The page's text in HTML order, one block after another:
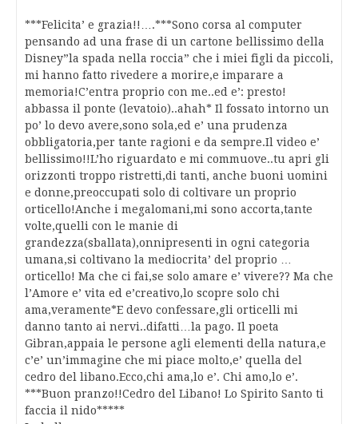
***Felicita’ e grazia!!….***Sono corsa al computer
pensando ad una frase di un cartone bellissimo della
Disney”la spada nella roccia” che i miei figli da piccoli,
mi hanno fatto rivedere a morire,e imparare a
memoria!C’entra proprio con me..ed e’: presto!
abbassa il ponte (levatoio)..ahah* Il fossato intorno un
po’ lo devo avere,sono sola,ed e’ una prudenza
obbligatoria,per tante ragioni e da sempre.Il video e’
bellissimo!!L’ho riguardato e mi commuove..tu apri gli
orizzonti troppo ristretti,di tanti, anche buoni uomini
e donne,preoccupati solo di coltivare un proprio
orticello!Anche i megalomani,mi sono accorta,tante
volte,quelli con le manie di
grandezza(sballata),onnipresenti in ogni categoria
umana,si coltivano la mediocrita’ del proprio …
orticello! Ma che ci fai,se solo amare e’ vivere?? Ma che
l’Amore e’ vita ed e’creativo,lo scopre solo chi
ama,veramente*E devo confessare,gli orticelli mi
danno tanto ai nervi..difatti…la pago. Il poeta
Gibran,appaia le persone agli elementi della natura,e
c’e’ un’immagine che mi piace molto,e’ quella del
cedro del libano.Ecco,chi ama,lo e’. Chi amo,lo e’.
***Buon pranzo!!Cedro del Libano! Lo Spirito Santo ti
faccia il nido*****